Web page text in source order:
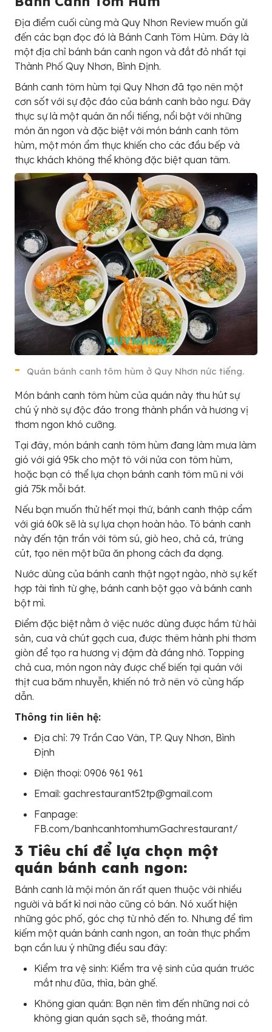
Địa điểm cuối cùng mà Quy Nhơn Review muốn gửi
đến các bạn đọc đó là Bánh Canh Tôm Hùm. Đây là
một địa chỉ bánh bán canh ngon và đắt đỏ nhất tại
Thành Phố Quy Nhơn, Bình Định.
Bánh canh tôm hùm tại Quy Nhơn đã tạo nên một
cơn sốt với sự độc đáo của bánh canh bào ngư. Đây
thực sự là một quán ăn nổi tiếng, nổi bật với những
món ăn ngon và đặc biệt với món bánh canh tôm
hùm, một món ẩm thực khiến cho các đầu bếp và
thực khách không thể không đặc biệt quan tâm.
Quán bánh canh tôm hùm ở Quy Nhơn nức tiếng.
Món bánh canh tôm hùm của quán này thu hút sự
chú ý nhờ sự độc đáo trong thành phần và hương vị
thơm ngon khó cưỡng.
Tại đây, món bánh canh tôm hùm đang làm mưa làm
gió với giá 95k cho một tô với nửa con tôm hùm,
hoặc bạn có thể lựa chọn bánh canh tôm mũ ni với
giá 75k mỗi bát.
Nếu bạn muốn thử hết mọi thứ, bánh canh thập cẩm
với giá 60k sẽ là sự lựa chọn hoàn hảo. Tô bánh canh
này đến tận trần với tôm sú, giò heo, chả cá, trứng
cút, tạo nên một bữa ăn phong cách đa dạng.
Nước dùng của bánh canh thật ngọt ngào, nhờ sự kết
hợp tài tình từ ghẹ, bánh canh bột gạo và bánh canh
bột mì.
Điểm đặc biệt nằm ở việc nước dùng được hầm từ hải
sản, cua và chút gạch cua, được thêm hành phi thơm
giòn để tạo ra hương vị đậm đà đáng nhớ. Topping
chả cua, món ngon này được chế biến tại quán với
thịt cua băm nhuyễn, khiến nó trở nên vô cùng hấp
dẫn.
Thông tin liên hệ:
Địa chỉ: 79 Trần Cao Vân, TP. Quy Nhơn, Bình
Định
Điện thoại: 0906 961 961
Email: gachrestaurant52tp@gmail.com
Fanpage:
FB.com/banhcanhtomhumGachrestaurant/
3 Tiêu chí để lựa chọn một
quán bánh canh ngon:
Bánh canh là mội món ăn rất quen thuộc với nhiều
người và bất kì nơi nào cũng có bán. Nó xuất hiện
những góc phố, góc chợ từ nhỏ đến to. Nhưng để tìm
kiếm một quán bánh canh ngon, an toàn thực phẩm
bạn cần lưu ý những điều sau đây:
Kiểm tra vệ sinh: Kiểm tra vệ sinh của quán trước
mắt như đũa, thìa, bàn ghế.
Không gian quán: Bạn nên tìm đến những nơi có
không gian quán sạch sẽ, thoáng mát.